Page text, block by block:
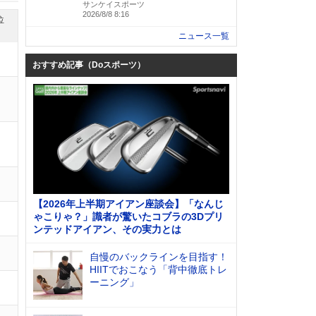
サンケイスポーツ
2026/8/8 8:16
ニュース一覧
おすすめ記事（Doスポーツ）
【2026年上半期アイアン座談会】「なんじ
ゃこりゃ？」識者が驚いたコブラの3Dプリ
ンテッドアイアン、その実力とは
自慢のバックラインを目指す！
HIITでおこなう「背中徹底トレ
ーニング」